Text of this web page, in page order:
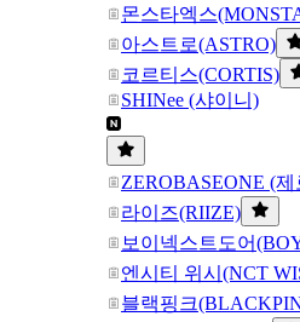
몬스타엑스
아스트로(ASTRO)
코르티스(CORTIS)
SHINee (샤이니)
ZEROBASEONE (
라이즈(RIIZE)
보이넥스트도어
엔시티 위시(NCT
블랙핑크